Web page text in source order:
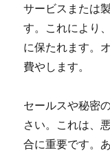
サービスまたは
す。これにより
に保たれます。
費やします。
セールスや秘密
さい。これは、
合に重要です。